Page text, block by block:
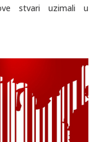
stvari uzimali u